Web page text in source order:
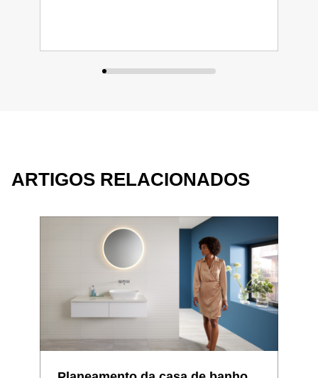
ARTIGOS RELACIONADOS